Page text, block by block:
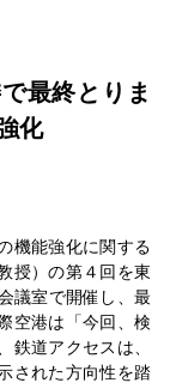
最終とりま
化
機能強化に関する
授）の第４回を東
議室で開催し、最
空港は「今回、検
鉄道アクセスは、
された方向性を踏